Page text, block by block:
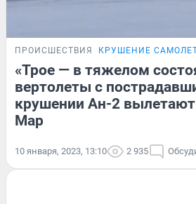
ПРОИСШЕСТВИЯ КРУШЕНИЕ
«Трое — в тяжелом
вертолеты с
крушении Ан-2
Мар
10 января, 2023, 13:10 2 935